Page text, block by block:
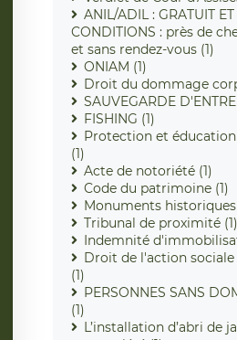
ANIL/ADIL : GRATUIT ET
CONDITIONS : près de
et sans rendez-vous (1)
ONIAM (1)
Droit du dommage
SAUVEGARDE
FISHING (1)
Protection et éducation
(1)
Acte de notoriété (1)
Code du patrimoine (1)
Monuments historiques
Tribunal de proximité (1)
Indemnité
Droit de l'action
(1)
PERSONNES SANS
(1)
L’installation d’abri de